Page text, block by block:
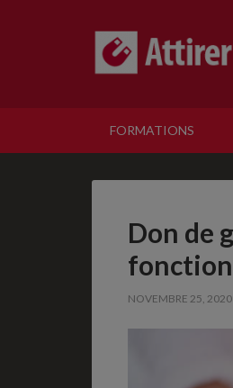
FORMATIONS
Don de
NOVEMBRE 25, 2020